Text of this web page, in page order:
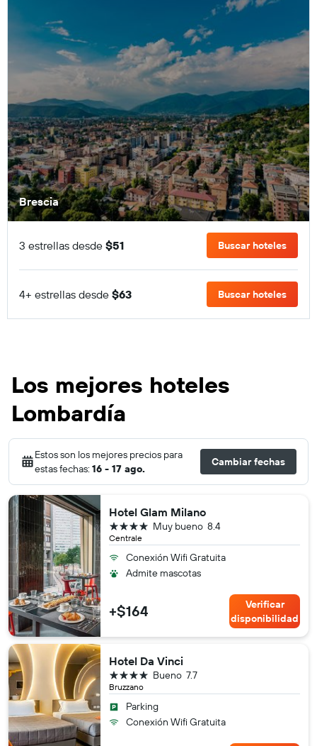
Brescia
3 estrellas desde $51 Buscar hoteles
4+ estrellas desde $63 Buscar hoteles
Los mejores hoteles
Lombardía
Estos son los mejores precios para
estas fechas: 16 - 17 ago.
Cambiar fechas
Hotel Glam Milano
Centrale
8.4
Muy bueno
4 estrellas
Conexión Wifi Gratuita
Admite mascotas
+$164
Verificar
disponibilidad
Hotel Da Vinci
Bruzzano
7.7
Bueno
4 estrellas
Parking
Conexión Wifi Gratuita